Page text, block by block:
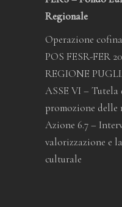
Regionale
Operazione
POS FESR-FER
REGIONE
ASSE VI – Tutela
promozione
Azione 6.7 –
valorizzazione e
culturale